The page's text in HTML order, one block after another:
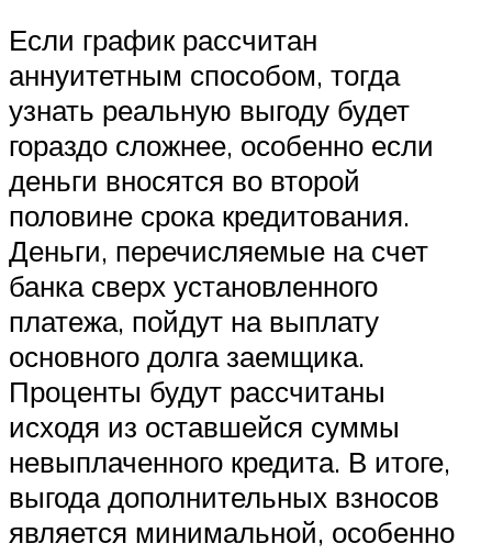
Если график рассчитан
аннуитетным способом, тогда
узнать реальную выгоду будет
гораздо сложнее, особенно если
деньги вносятся во второй
половине срока кредитования.
Деньги, перечисляемые на счет
банка сверх установленного
платежа, пойдут на выплату
основного долга заемщика.
Проценты будут рассчитаны
исходя из оставшейся суммы
невыплаченного кредита. В итоге,
выгода дополнительных взносов
является минимальной, особенно